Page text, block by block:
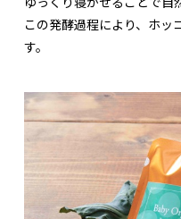
この発酵過程により、ホッ
す。